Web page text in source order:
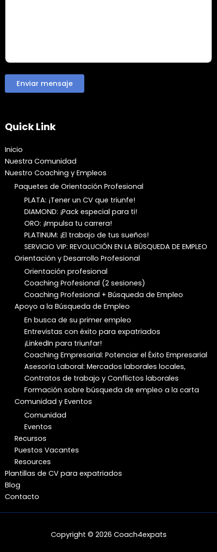
Quick Link
Inicio
Nuestra Comunidad
Nuestro Coaching y Empleos
Paquetes de Orientación Profesional
PLATA: ¡Tener un CV que triunfe!
DIAMOND: ¡Pack especial para ti!
ORO: ¡Impulsa tu carrera!
PLATINUM: ¡El trabajo de tus sueños!
SERVICIO VIP: REVOLUCIÓN EN LA BÚSQUEDA DE EMPLEO
Orientación y Desarrollo Profesional
Orientación profesional
Coaching Profesional (2 sesiones)
Coaching Profesional + Búsqueda de Empleo
Apoyo a la Búsqueda de Empleo
En busca de su primer empleo
Entrevistas con éxito para expatriados
¡LinkedIn para triunfar!
Coaching Empresarial: Potenciar el Éxito Empresarial
Asesoría Laboral: Mercados laborales locales,
Contratos de trabajo y Conflictos laborales
Formación sobre búsqueda de empleo a la carta
Comunidad y Eventos
Comunidad
Eventos
Recursos
Puestos Vacantes
Resources
Plantillas de CV para expatriados
Blog
Contacto
Copyright © 2026 Coach4expats